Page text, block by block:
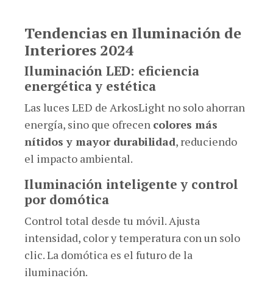
Tendencias en Iluminación de
Interiores 2024
Iluminación LED: eficiencia
energética y estética
Las luces LED de ArkosLight no solo ahorran
energía, sino que ofrecen colores más
nítidos y mayor durabilidad, reduciendo
el impacto ambiental.
Iluminación inteligente y control
por domótica
Control total desde tu móvil. Ajusta
intensidad, color y temperatura con un solo
clic. La domótica es el futuro de la
iluminación.